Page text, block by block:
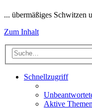
... übermäßiges Schwitzen
Zum Inhalt
Schnellzugriff
Aktive